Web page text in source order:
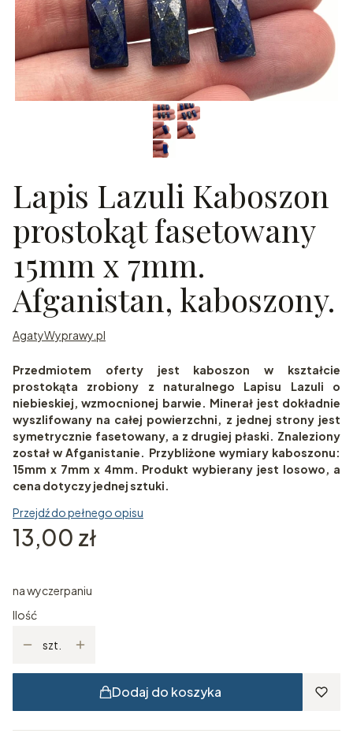
Lapis Lazuli Kaboszon
prostokąt fasetowany
15mm x 7mm.
Afganistan, kaboszony.
AgatyWyprawy.pl
Przedmiotem oferty jest kaboszon w kształcie
prostokąta zrobiony z naturalnego Lapisu Lazuli o
niebieskiej, wzmocnionej barwie. Minerał jest dokładnie
wyszlifowany na całej powierzchni, z jednej strony jest
symetrycznie fasetowany, a z drugiej płaski. Znaleziony
został w Afganistanie. Przybliżone wymiary kaboszonu:
15mm x 7mm x 4mm. Produkt wybierany jest losowo, a
cena dotyczy jednej sztuki.
Przejdź do pełnego opisu
Cena
13,00 zł
na wyczerpaniu
Ilość
szt.
Dodaj do koszyka